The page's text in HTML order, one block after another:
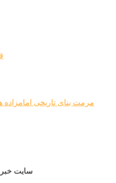
مرمت بنای تاریخی
سایت